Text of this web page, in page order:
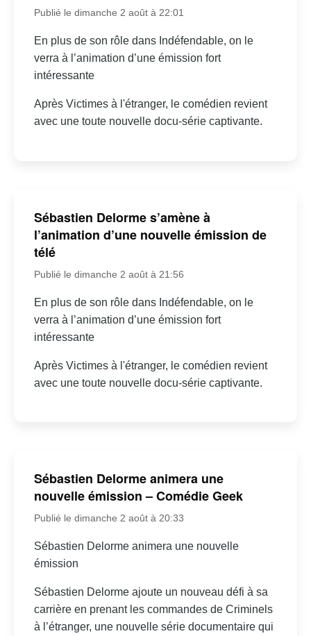
Publié le dimanche 2 août à 22:01
En plus de son rôle dans Indéfendable, on le
verra à l’animation d’une émission fort
intéressante
Après Victimes à l'étranger, le comédien revient
avec une toute nouvelle docu-série captivante.
Sébastien Delorme s’amène à
l’animation d’une nouvelle émission de
télé
Publié le dimanche 2 août à 21:56
En plus de son rôle dans Indéfendable, on le
verra à l’animation d’une émission fort
intéressante
Après Victimes à l'étranger, le comédien revient
avec une toute nouvelle docu-série captivante.
Sébastien Delorme animera une
nouvelle émission – Comédie Geek
Publié le dimanche 2 août à 20:33
Sébastien Delorme animera une nouvelle
émission
Sébastien Delorme ajoute un nouveau défi à sa
carrière en prenant les commandes de Criminels
à l’étranger, une nouvelle série documentaire qui